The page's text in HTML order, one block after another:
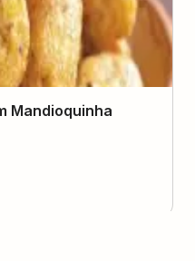
Mandioquinha